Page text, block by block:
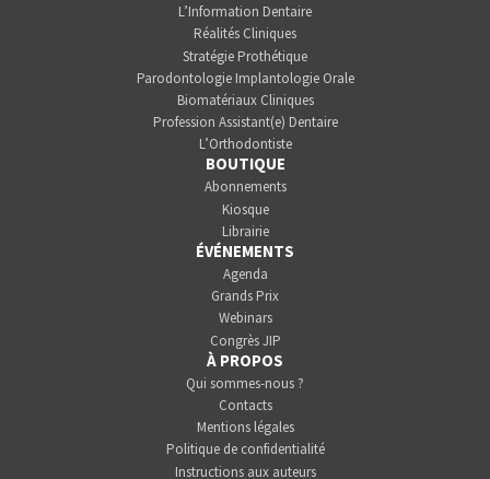
L’Information Dentaire
Réalités Cliniques
Stratégie Prothétique
Parodontologie Implantologie Orale
Biomatériaux Cliniques
Profession Assistant(e) Dentaire
L’Orthodontiste
BOUTIQUE
Abonnements
Kiosque
Librairie
ÉVÉNEMENTS
Agenda
Grands Prix
Webinars
Congrès JIP
À PROPOS
Qui sommes-nous ?
Contacts
Mentions légales
Politique de confidentialité
Instructions aux auteurs